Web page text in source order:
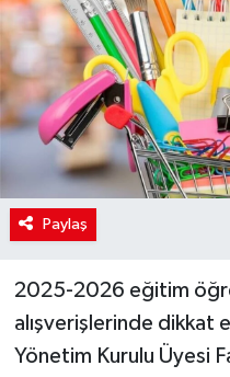
Paylaş
2025-2026 eğitim
alışverişlerinde dikkat
Yönetim Kurulu Üyesi